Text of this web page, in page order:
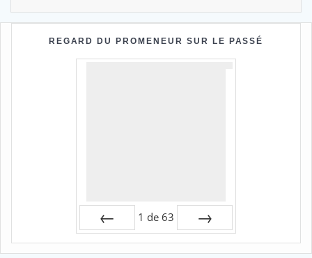
REGARD DU PROMENEUR SUR LE PASSÉ
Préc
1 de 63
Suiv.